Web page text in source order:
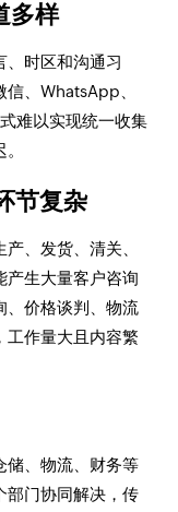
多样
、时区和沟通习
、WhatsApp、
难以实现统一收集
节复杂
、发货、清关、
产生大量客户咨询
、价格谈判、物流
工作量大且内容繁
储、物流、财务等
部门协同解决，传